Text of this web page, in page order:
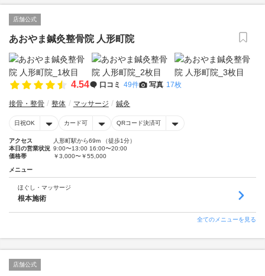
店舗公式
あおやま鍼灸整骨院 人形町院
4.54 口コミ 49件 写真 17枚
接骨・整骨 整体 マッサージ 鍼灸
日祝OK カード可 QRコード決済可
アクセス
人形町駅から69m （徒歩1分）
本日の営業状況 9:00〜13:00 16:00〜20:00
価格帯
￥3,000〜￥55,000
メニュー
ほぐし・マッサージ
根本施術
全てのメニューを見る
店舗公式